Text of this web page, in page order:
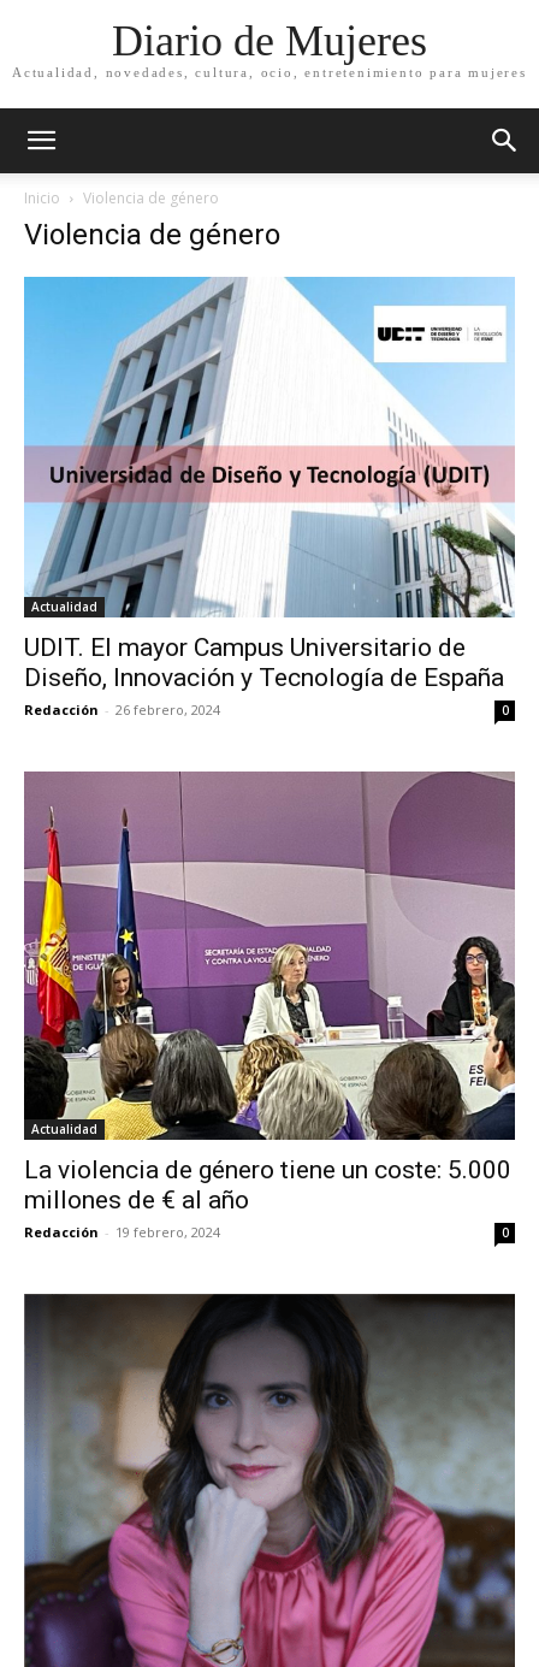
Diario de Mujeres
Actualidad, novedades, cultura, ocio, entretenimiento para mujeres
Inicio Violencia de género
Violencia de género
Actualidad
UDIT. El mayor Campus Universitario de
Diseño, Innovación y Tecnología de España
Redacción - 26 febrero, 2024 0
Actualidad
La violencia de género tiene un coste: 5.000
millones de € al año
Redacción - 19 febrero, 2024 0